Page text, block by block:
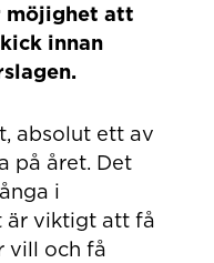
möjighet att
innan
absolut ett av
på året. Det
i
är viktigt att få
vill och få